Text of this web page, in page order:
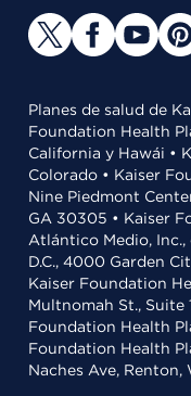
Planes de salud de
Foundation Health
California y Hawái •
Colorado • Kaiser
Nine Piedmont
GA 30305 • Kaiser
Atlántico Medio,
D.C., 4000 Garden
Kaiser Foundation
Multnomah St., Suite
Foundation Health
Foundation Health
Naches Ave, Renton,